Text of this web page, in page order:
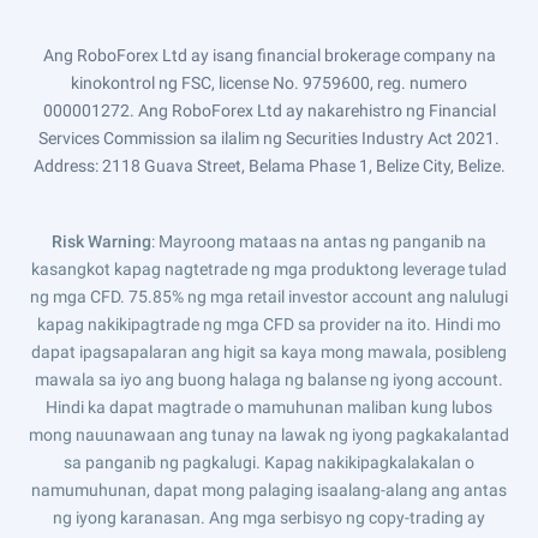
Ang RoboForex Ltd ay isang financial brokerage company na
kinokontrol ng FSC, license No. 9759600, reg. numero
000001272. Ang RoboForex Ltd ay nakarehistro ng Financial
Services Commission sa ilalim ng Securities Industry Act 2021.
Address: 2118 Guava Street, Belama Phase 1, Belize City, Belize.
Risk Warning: Mayroong mataas na antas ng panganib na
kasangkot kapag nagtetrade ng mga produktong leverage tulad
ng mga CFD. 75.85% ng mga retail investor account ang nalulugi
kapag nakikipagtrade ng mga CFD sa provider na ito. Hindi mo
dapat ipagsapalaran ang higit sa kaya mong mawala, posibleng
mawala sa iyo ang buong halaga ng balanse ng iyong account.
Hindi ka dapat magtrade o mamuhunan maliban kung lubos
mong nauunawaan ang tunay na lawak ng iyong pagkakalantad
sa panganib ng pagkalugi. Kapag nakikipagkalakalan o
namumuhunan, dapat mong palaging isaalang-alang ang antas
ng iyong karanasan. Ang mga serbisyo ng copy-trading ay